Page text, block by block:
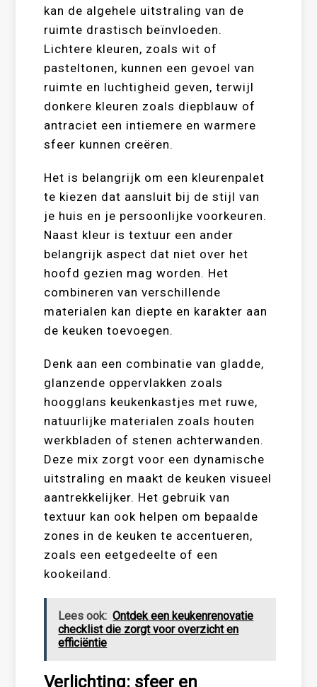
kan de algehele uitstraling van de
ruimte drastisch beïnvloeden.
Lichtere kleuren, zoals wit of
pasteltonen, kunnen een gevoel van
ruimte en luchtigheid geven, terwijl
donkere kleuren zoals diepblauw of
antraciet een intiemere en warmere
sfeer kunnen creëren.
Het is belangrijk om een kleurenpalet
te kiezen dat aansluit bij de stijl van
je huis en je persoonlijke voorkeuren.
Naast kleur is textuur een ander
belangrijk aspect dat niet over het
hoofd gezien mag worden. Het
combineren van verschillende
materialen kan diepte en karakter aan
de keuken toevoegen.
Denk aan een combinatie van gladde,
glanzende oppervlakken zoals
hoogglans keukenkastjes met ruwe,
natuurlijke materialen zoals houten
werkbladen of stenen achterwanden.
Deze mix zorgt voor een dynamische
uitstraling en maakt de keuken visueel
aantrekkelijker. Het gebruik van
textuur kan ook helpen om bepaalde
zones in de keuken te accentueren,
zoals een eetgedeelte of een
kookeiland.
Lees ook: Ontdek een keukenrenovatie
checklist die zorgt voor overzicht en
efficiëntie
Verlichting: sfeer en